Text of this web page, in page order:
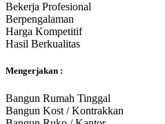
Bekerja Profesional
Berpengalaman
Harga Kompetitif
Hasil Berkualitas
Mengerjakan :
Bangun Rumah Tinggal
Bangun Kost / Kontrakkan